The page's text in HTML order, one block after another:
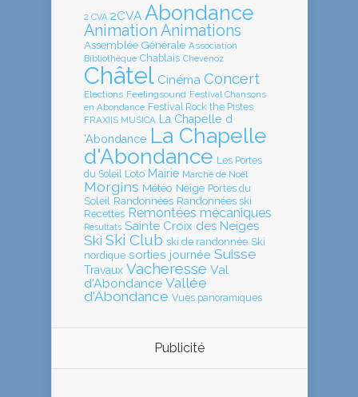
2 CVA 2CVA Abondance
Animation Animations
Assemblée Générale Association
Bibliothèque Chablais Chevenoz
Châtel Cinéma Concert
Elections Feelingsound Festival Chansons
en Abondance Festival Rock the Pistes
FRAXIIS MUSICA
La Chapelle d
'Abondance La Chapelle
d'Abondance Les Portes
du Soleil Loto Mairie Marché de Noël
Morgins Météo Neige Portes du
Soleil Randonnées Randonnées ski
Recettes Remontées mécaniques
Résultats Sainte Croix des Neiges
Ski Ski Club ski de randonnée Ski
nordique sorties journée Suisse
Travaux Vacheresse Val
d'Abondance Vallée
d'Abondance Vues panoramiques
Publicité